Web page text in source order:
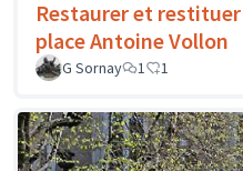
Restaurer et
place Antoine Vollon
G Sornay
1 1